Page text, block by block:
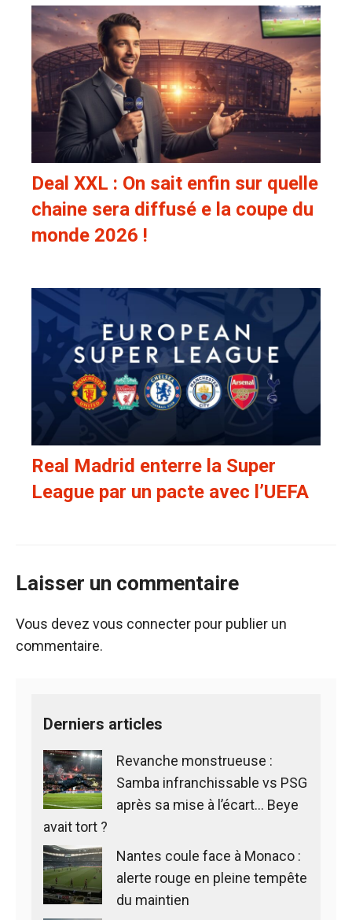
Deal XXL : On sait enfin sur quelle
chaine sera diffusé e la coupe du
monde 2026 !
Real Madrid enterre la Super
League par un pacte avec l’UEFA
Laisser un commentaire
Vous devez vous connecter pour publier un
commentaire.
Derniers articles
Revanche monstrueuse :
Samba infranchissable vs PSG
après sa mise à l’écart… Beye
avait tort ?
Nantes coule face à Monaco :
alerte rouge en pleine tempête
du maintien